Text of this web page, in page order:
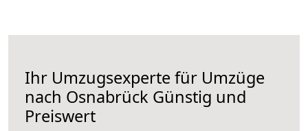
Ihr Umzugsexperte für Umzüge
nach Osnabrück Günstig und
Preiswert